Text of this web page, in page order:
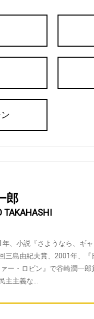
郎
TAKAHASHI
、小説『さようなら、ギ
三島由紀夫賞、2001年、
ー・ロビン』で谷崎潤一
主主義な…